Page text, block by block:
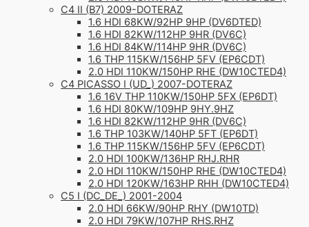
C4 II (B7) 2009-DOTERAZ
1.6 HDI 68KW/92HP 9HP (DV6DTED)
1.6 HDI 82KW/112HP 9HR (DV6C)
1.6 HDI 84KW/114HP 9HR (DV6C)
1.6 THP 115KW/156HP 5FV (EP6CDT)
2.0 HDI 110KW/150HP RHE (DW10CTED4)
C4 PICASSO I (UD_) 2007-DOTERAZ
1.6 16V THP 110KW/150HP 5FX (EP6DT)
1.6 HDI 80KW/109HP 9HY.9HZ
1.6 HDI 82KW/112HP 9HR (DV6C)
1.6 THP 103KW/140HP 5FT (EP6DT)
1.6 THP 115KW/156HP 5FV (EP6CDT)
2.0 HDI 100KW/136HP RHJ.RHR
2.0 HDI 110KW/150HP RHE (DW10CTED4)
2.0 HDI 120KW/163HP RHH (DW10CTED4)
C5 I (DC_DE_) 2001-2004
2.0 HDI 66KW/90HP RHY (DW10TD)
2.0 HDI 79KW/107HP RHS.RHZ